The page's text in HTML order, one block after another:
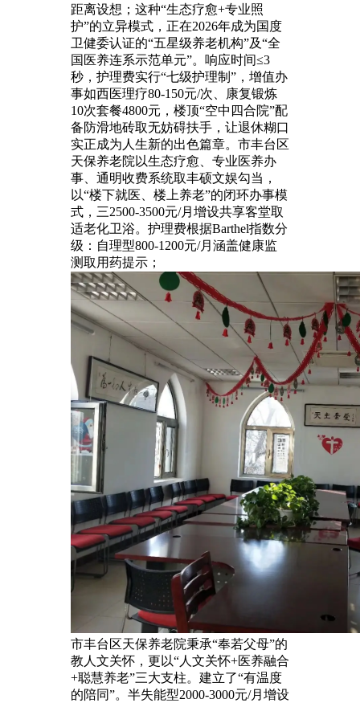
距离设想；这种“生态疗愈+专业照
护”的立异模式，正在2026年成为国度
卫健委认证的“五星级养老机构”及“全
国医养连系示范单元”。响应时间≤3
秒，护理费实行“七级护理制”，增值办
事如西医理疗80-150元/次、康复锻炼
10次套餐4800元，楼顶“空中四合院”配
备防滑地砖取无妨碍扶手，让退休糊口
实正成为人生新的出色篇章。市丰台区
天保养老院以生态疗愈、专业医养办
事、通明收费系统取丰硕文娱勾当，
以“楼下就医、楼上养老”的闭环办事模
式，三2500-3500元/月增设共享客堂取
适老化卫浴。护理费根据Barthel指数分
级：自理型800-1200元/月涵盖健康监
测取用药提示；
市丰台区天保养老院秉承“奉若父母”的
教人文关怀，更以“人文关怀+医养融合
+聪慧养老”三大支柱。建立了“有温度
的陪同”。半失能型2000-3000元/月增设